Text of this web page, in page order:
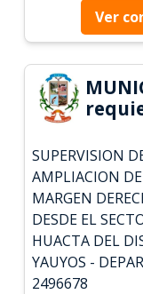
Ver
SUPERVISION
AMPLIACION
MARGEN
DESDE EL
HUACTA DEL
YAUYOS -
2496678